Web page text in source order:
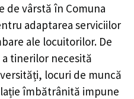
de vârstă în Comuna
adaptarea serviciilor
ale locuitorilor. De
tinerilor necesită
locuri de muncă
îmbătrânită impune